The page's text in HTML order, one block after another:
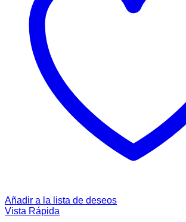
Añadir a la lista de deseos
Vista Rápida